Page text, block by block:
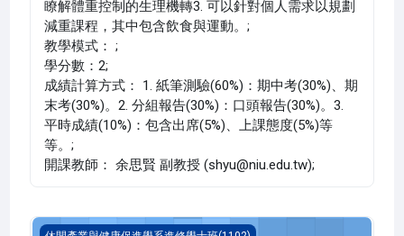
瞭解體重控制的生理機轉3. 可以針對個人需求以規劃
減重課程，其中包含飲食與運動。;
教學模式： ;
學分數：2;
成績計算方式： 1. 紙筆測驗(60%)：期中考(30%)、期
末考(30%)。2. 分組報告(30%)：口頭報告(30%)。3.
平時成績(10%)：包含出席(5%)、上課態度(5%)等
等。;
開課教師： 余思賢 副教授 (shyu@niu.edu.tw);